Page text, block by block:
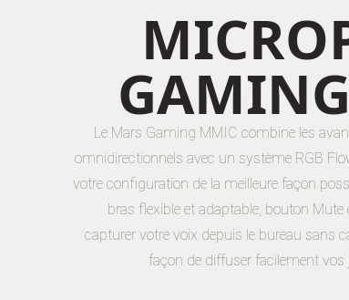
Le Mars Gaming MMIC combine les
omnidirectionnels avec un système RGB
votre configuration de la meilleure façon
bras flexible et adaptable, bouton
capturer votre voix depuis le bureau sans
façon de diffuser facilement vos